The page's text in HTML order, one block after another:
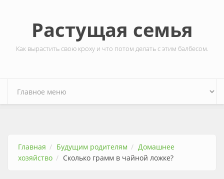
Растущая семья
Как вырастить свою кроху и что потом делать с этим балбесом.
Главная Будущим родителям
Домашнее
хозяйство
Сколько грамм в чайной ложке?